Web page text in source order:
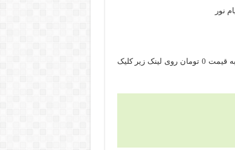
برای دانلود رایگان نمونه سوال آشنایی با دفاع مقدس تابستان 90 با پاسخنامه به قیمت 0 تومان روی لینک زیر کلیک